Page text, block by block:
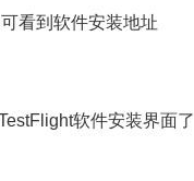
看到软件安装地址
软件安装界面了